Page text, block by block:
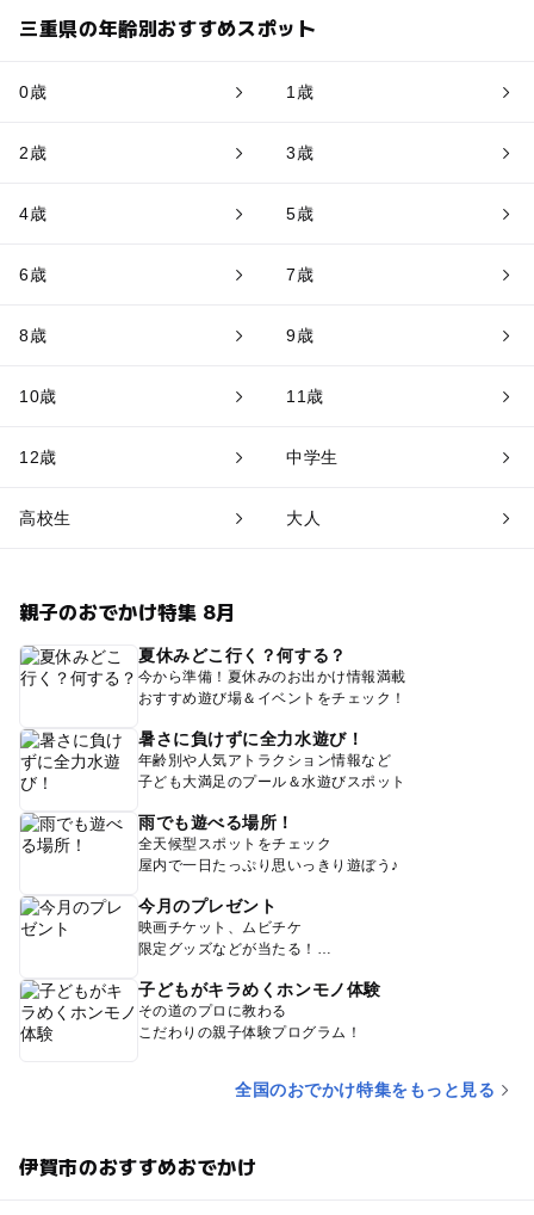
三重県の年齢別おすすめスポット
0歳 1歳
2歳 3歳
4歳 5歳
6歳 7歳
8歳 9歳
10歳 11歳
12歳 中学生
高校生 大人
親子のおでかけ特集 8月
夏休みどこ行く？何する？
今から準備！夏休みのお出かけ情報満載
おすすめ遊び場＆イベントをチェック！
暑さに負けずに全力水遊び！
年齢別や人気アトラクション情報など
子ども大満足のプール＆水遊びスポット
雨でも遊べる場所！
全天候型スポットをチェック
屋内で一日たっぷり思いっきり遊ぼう♪
今月のプレゼント
映画チケット、ムビチケ
限定グッズなどが当たる！
子どもがキラめくホンモノ体験
その道のプロに教わる
こだわりの親子体験プログラム！
全国のおでかけ特集をもっと見る
伊賀市のおすすめおでかけ